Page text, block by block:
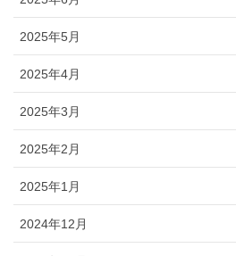
2025年5月
2025年4月
2025年3月
2025年2月
2025年1月
2024年12月